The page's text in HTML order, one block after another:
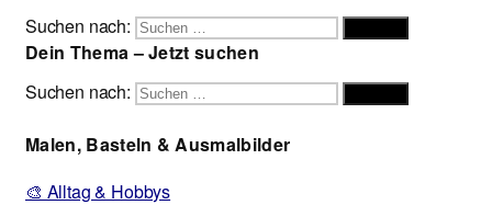
Suchen nach:
Dein Thema – Jetzt suchen
Suchen nach:
Malen, Basteln & Ausmalbilder
🎨 Alltag & Hobbys